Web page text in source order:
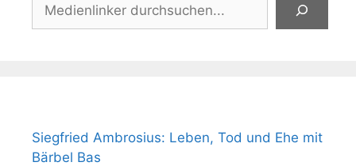
Siegfried Ambrosius: Leben, Tod und Ehe mit
Bärbel Bas